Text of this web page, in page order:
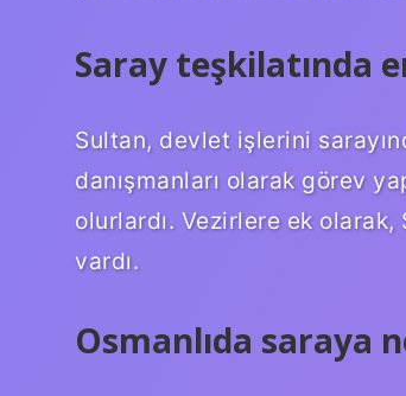
Saray teşkilatında
Sultan, devlet işlerini
danışmanları olarak görev
olurlardı. Vezirlere ek olarak,
vardı.
Osmanlıda saraya